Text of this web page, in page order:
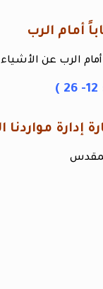
الرب عن الأشياء